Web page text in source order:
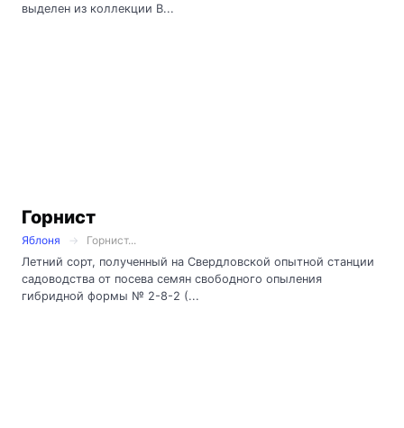
выделен из коллекции В...
Горнист
Яблоня
Горнист...
Летний сорт, полученный на Свердловской опытной станции
садоводства от посева семян свободного опыления
гибридной формы № 2-8-2 (...